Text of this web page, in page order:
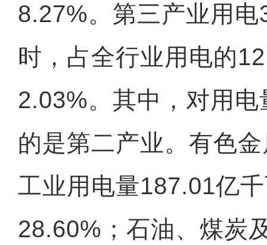
8.27%。第三产业用
时，占全行业用电的
2.03%。其中，对用
的是第二产业。有色
工业用电量187.01亿
28.60%；石油、煤炭